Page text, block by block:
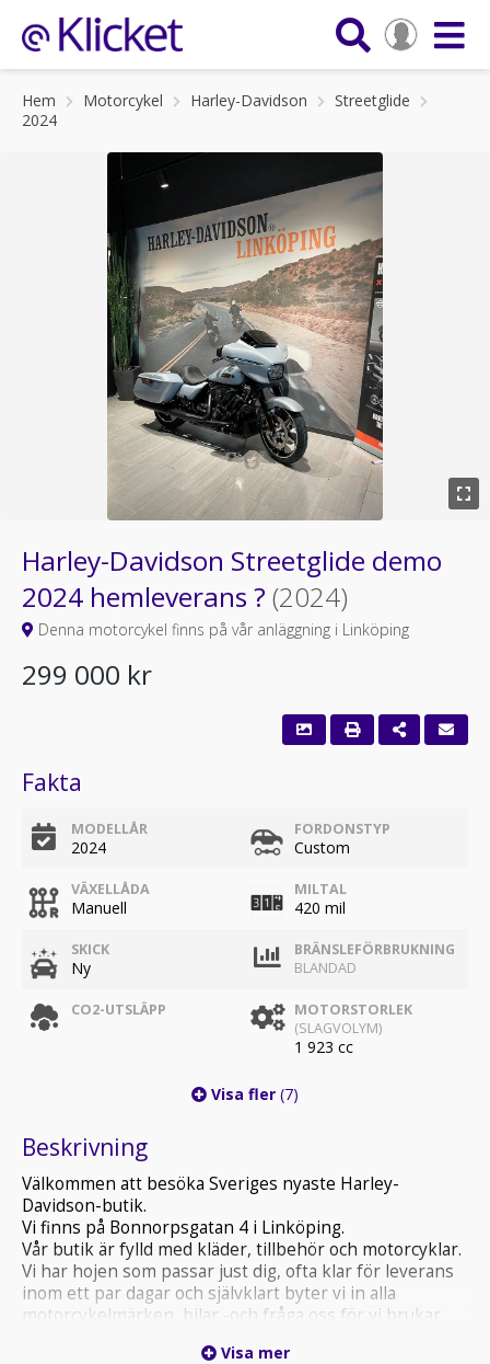
Hem Motorcykel Harley-Davidson
Streetglide
2024
Harley-Davidson Streetglide demo
2024 hemleverans ? (2024)
Denna motorcykel finns på vår anläggning i Linköping
299 000 kr
Fakta
MODELLÅR
2024
FORDONSTYP
Custom
VÄXELLÅDA
Manuell
MILTAL
420 mil
SKICK
Ny
BRÄNSLEFÖRBRUKNING
BLANDAD
CO2-UTSLÄPP
MOTORSTORLEK
(SLAGVOLYM)
1 923 cc
Visa fler (7)
Beskrivning
Välkommen att besöka Sveriges nyaste Harley-
Davidson-butik.
Vi finns på Bonnorpsgatan 4 i Linköping.
Vår butik är fylld med kläder, tillbehör och motorcyklar.
Vi har hojen som passar just dig, ofta klar för leverans
inom ett par dagar och självklart byter vi in alla
motorcykelmärken, bilar -och fråga oss för vi brukar
Visa mer